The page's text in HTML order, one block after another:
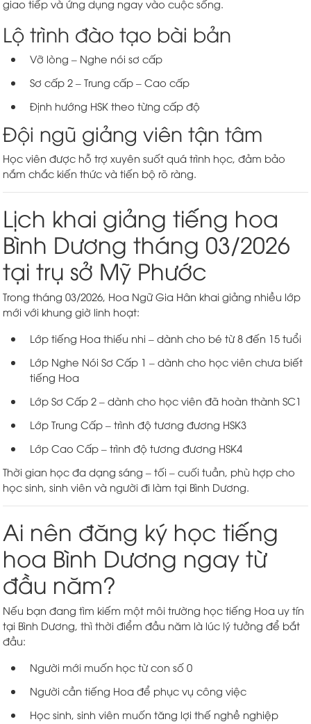
giao tiếp và ứng dụng ngay vào cuộc sống.
Lộ trình đào tạo bài bản
Vỡ lòng – Nghe nói sơ cấp
Sơ cấp 2 – Trung cấp – Cao cấp
Định hướng HSK theo từng cấp độ
Đội ngũ giảng viên tận tâm
Học viên được hỗ trợ xuyên suốt quá trình học, đảm bảo
nắm chắc kiến thức và tiến bộ rõ ràng.
Lịch khai giảng tiếng hoa
Bình Dương tháng 03/2026
tại trụ sở Mỹ Phước
Trong tháng 03/2026, Hoa Ngữ Gia Hân khai giảng nhiều lớp
mới với khung giờ linh hoạt:
Lớp tiếng Hoa thiếu nhi – dành cho bé từ 8 đến 15 tuổi
Lớp Nghe Nói Sơ Cấp 1 – dành cho học viên chưa biết
tiếng Hoa
Lớp Sơ Cấp 2 – dành cho học viên đã hoàn thành SC1
Lớp Trung Cấp – trình độ tương đương HSK3
Lớp Cao Cấp – trình độ tương đương HSK4
Thời gian học đa dạng sáng – tối – cuối tuần, phù hợp cho
học sinh, sinh viên và người đi làm tại Bình Dương.
Ai nên đăng ký học tiếng
hoa Bình Dương ngay từ
đầu năm?
Nếu bạn đang tìm kiếm một môi trường học tiếng Hoa uy tín
tại Bình Dương, thì thời điểm đầu năm là lúc lý tưởng để bắt
đầu:
Người mới muốn học từ con số 0
Người cần tiếng Hoa để phục vụ công việc
Học sinh, sinh viên muốn tăng lợi thế nghề nghiệp